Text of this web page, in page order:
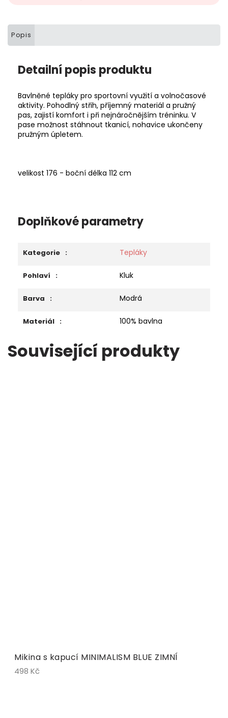
Popis
Detailní popis produktu
Bavlněné tepláky pro sportovní využití a volnočasové
aktivity. Pohodlný střih, příjemný materiál a pružný
pas, zajistí komfort i při nejnáročnějším tréninku. V
pase možnost stáhnout tkanicí, nohavice ukončeny
pružným úpletem.
velikost 176 - boční délka 112 cm
Doplňkové parametry
Kategorie : Tepláky
Pohlaví : Kluk
Barva : Modrá
Materiál : 100% bavlna
Související produkty
Mikina s kapucí MINIMALISM BLUE ZIMNÍ
498 Kč